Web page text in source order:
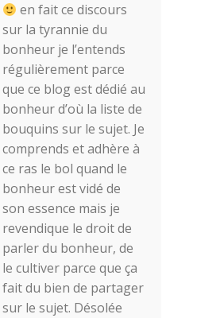
en fait ce discours
sur la tyrannie du
bonheur je l’entends
régulièrement parce
que ce blog est dédié au
bonheur d’où la liste de
bouquins sur le sujet. Je
comprends et adhère à
ce ras le bol quand le
bonheur est vidé de
son essence mais je
revendique le droit de
parler du bonheur, de
le cultiver parce que ça
fait du bien de partager
sur le sujet. Désolée